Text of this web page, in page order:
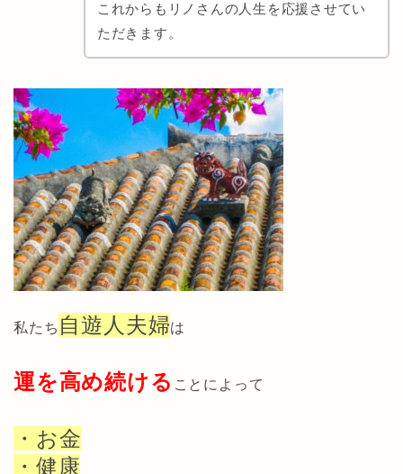
これからもリノさんの人生を応援させてい
ただきます。
私たち 自遊人夫婦は
運を高め続ける ことによって
・お金
・健康